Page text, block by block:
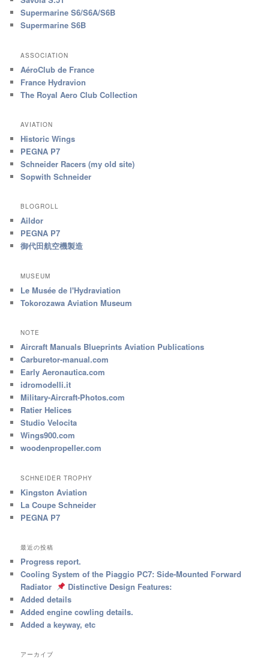
Supermarine S6/S6A/S6B
Supermarine S6B
ASSOCIATION
AéroClub de France
France Hydravion
The Royal Aero Club Collection
AVIATION
Historic Wings
PEGNA P7
Schneider Racers (my old site)
Sopwith Schneider
BLOGROLL
Aildor
PEGNA P7
御代田航空機製造
MUSEUM
Le Musée de l'Hydraviation
Tokorozawa Aviation Museum
NOTE
Aircraft Manuals Blueprints Aviation Publications
Carburetor-manual.com
Early Aeronautica.com
idromodelli.it
Military-Aircraft-Photos.com
Ratier Helices
Studio Velocita
Wings900.com
woodenpropeller.com
SCHNEIDER TROPHY
Kingston Aviation
La Coupe Schneider
PEGNA P7
最近の投稿
Progress report.
Cooling System of the Piaggio PC7: Side-Mounted Forward
Radiator
Distinctive Design Features:
Added details
Added engine cowling details.
Added a keyway, etc
アーカイブ